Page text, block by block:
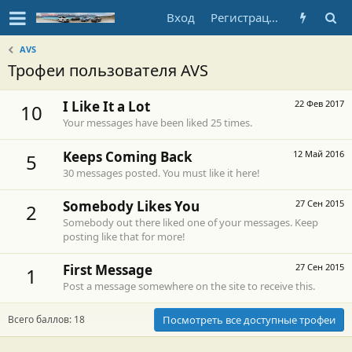
Вход Регистрация
AVS
Трофеи пользователя AVS
10 22 Фев 2017
I Like It a Lot
Your messages have been liked 25 times.
5 12 Май 2016
Keeps Coming Back
30 messages posted. You must like it here!
2 27 Сен 2015
Somebody Likes You
Somebody out there liked one of your messages. Keep
posting like that for more!
1 27 Сен 2015
First Message
Post a message somewhere on the site to receive this.
Всего баллов: 18 Посмотреть все доступные трофеи